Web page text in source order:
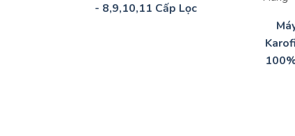
- 8,9,10,11 Cấp Lọc